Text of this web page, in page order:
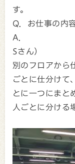
す。
Q．お仕事の内
A．
Sさん）
別のフロアから
ごとに仕分けて
とに一つにまと
人ごとに分ける